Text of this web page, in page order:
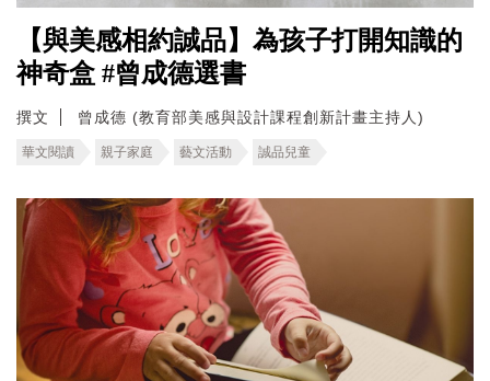
【與美感相約誠品】為孩子打開知識的
神奇盒 #曾成德選書
撰文 曾成德 (教育部美感與設計課程創新計畫主持人)
華文閱讀 親子家庭 藝文活動 誠品兒童